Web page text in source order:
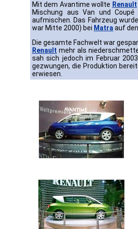
Mit dem Avantime wollte Renault
Mischung aus Van und
aufmischen. Das Fahrzeug
war Mitte 2000) bei Matra auf
Die gesamte Fachwelt war
Renault mehr als
sah sich jedoch im Februar
gezwungen, die Produktion
erwiesen.